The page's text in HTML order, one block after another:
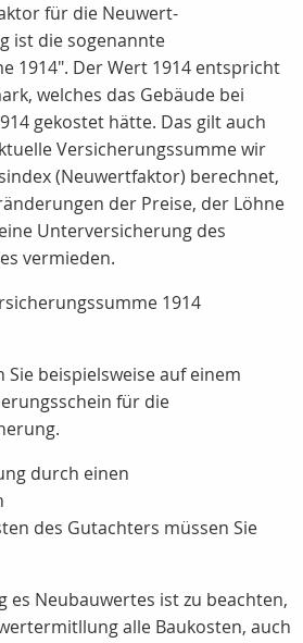
für die Neuwert-
ist die sogenannte
1914". Der Wert 1914 entspricht
welches das Gebäude bei
gekostet hätte. Das gilt auch
Versicherungssumme wir
(Neuwertfaktor) berechnet,
der Preise, der Löhne
Unterversicherung des
vermieden.
1914
Sie beispielsweise auf einem
für die
durch einen
des Gutachters müssen Sie
es Neubauwertes ist zu beachten,
alle Baukosten, auch